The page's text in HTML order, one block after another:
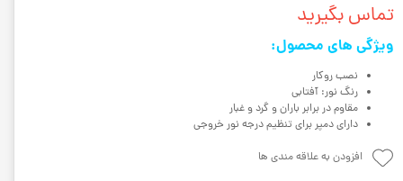
تماس بگیرید
ویژگی های محصول:
نصب روکار
رنگ نور: آفتابی
مقاوم در برابر باران و گرد و غبار
دارای دمپر برای تنظیم درجه نور خروجی
افزودن به علاقه مندی ها